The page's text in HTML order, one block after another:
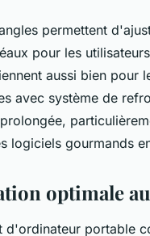
permettent
pour les
aussi bien pour
avec système de
logiciels gourmands
optimale
d'ordinateur portable